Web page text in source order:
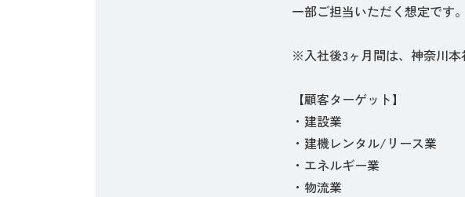
一部ご担当いただく想定です。
※入社後3ヶ月間は、神奈川
【顧客ターゲット】
・建設業
・建機レンタル/リース業
・エネルギー業
・物流業